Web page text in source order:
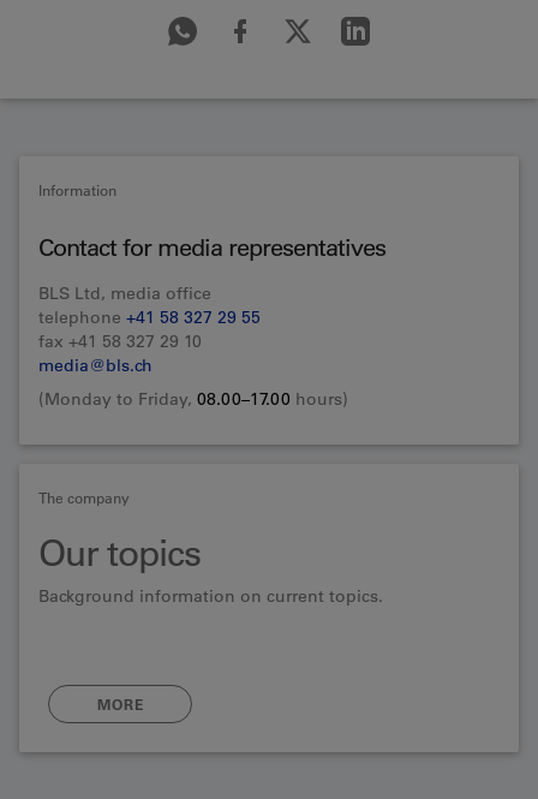
Information
Contact for media representatives
BLS Ltd, media office
telephone +41 58 327 29 55
fax +41 58 327 29 10
media@bls.ch
(Monday to Friday, 08.00–17.00 hours)
The company
Our topics
Background information on current topics.
MORE